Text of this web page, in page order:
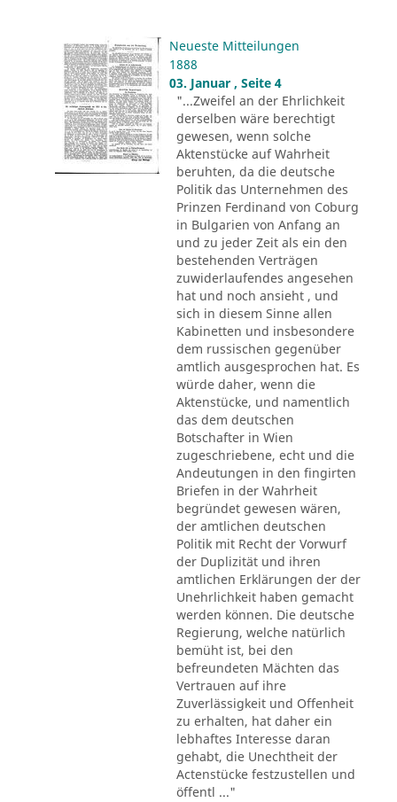
Neueste Mitteilungen
1888
03. Januar , Seite 4
"...Zweifel an der Ehrlichkeit
derselben wäre berechtigt
gewesen, wenn solche
Aktenstücke auf Wahrheit
beruhten, da die deutsche
Politik das Unternehmen des
Prinzen Ferdinand von Coburg
in Bulgarien von Anfang an
und zu jeder Zeit als ein den
bestehenden Verträgen
zuwiderlaufendes angesehen
hat und noch ansieht , und
sich in diesem Sinne allen
Kabinetten und insbesondere
dem russischen gegenüber
amtlich ausgesprochen hat. Es
würde daher, wenn die
Aktenstücke, und namentlich
das dem deutschen
Botschafter in Wien
zugeschriebene, echt und die
Andeutungen in den fingirten
Briefen in der Wahrheit
begründet gewesen wären,
der amtlichen deutschen
Politik mit Recht der Vorwurf
der Duplizität und ihren
amtlichen Erklärungen der der
Unehrlichkeit haben gemacht
werden können. Die deutsche
Regierung, welche natürlich
bemüht ist, bei den
befreundeten Mächten das
Vertrauen auf ihre
Zuverlässigkeit und Offenheit
zu erhalten, hat daher ein
lebhaftes Interesse daran
gehabt, die Unechtheit der
Actenstücke festzustellen und
öffentl ..."